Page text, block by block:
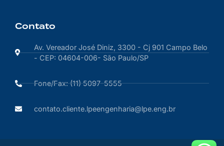
Contato
Av. Vereador José Diniz, 3300 - Cj 901 Campo Belo
- CEP: 04604-006- São Paulo/SP
Fone/Fax: (11) 5097-5555
contato.cliente.lpeengenharia@lpe.eng.br